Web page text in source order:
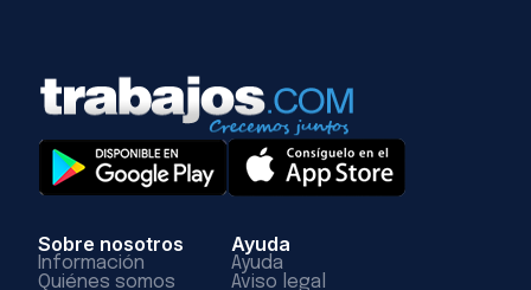
Sobre nosotros
Información
Quiénes somos
Ayuda
Ayuda
Aviso legal